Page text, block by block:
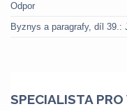
Odpor
Byznys a paragrafy, díl 39.: